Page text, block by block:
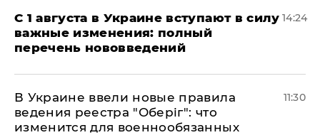
С 1 августа в Украине вступают в силу
важные изменения: полный
перечень нововведений
14:24
В Украине ввели новые правила
ведения реестра "Оберіг": что
изменится для военнообязанных
11:30